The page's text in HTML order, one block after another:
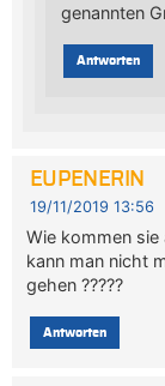
genannten
Antworten
EUPENERIN
19/11/2019 13:56
Wie kommen
kann man nicht
gehen ?????
Antworten